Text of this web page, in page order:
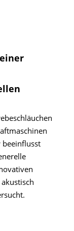
beeinflusst